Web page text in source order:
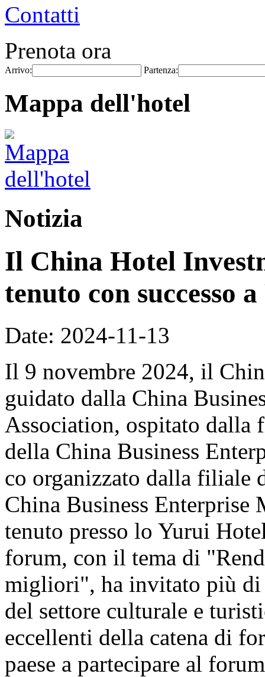
Contatti
Prenota ora
Arrivo: Partenza:
Mappa dell'hotel
Notizia
Il China Hotel
tenuto con successo
Date: 2024-11-13
Il 9 novembre 2024, il
guidato dalla China
Association, ospitato dalla
della China Business
co organizzato dalla filiale
China Business Enterprise
tenuto presso lo Yurui
forum, con il tema di
migliori", ha invitato più di
del settore culturale e
eccellenti della catena di
paese a partecipare al